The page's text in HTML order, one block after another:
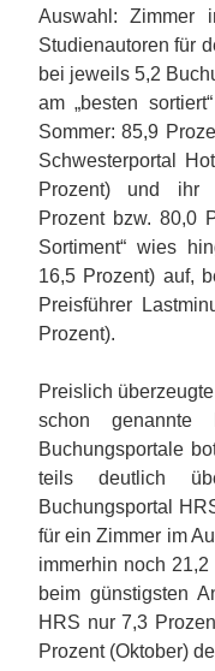
Auswahl: Zimmer
Studienautoren für
bei jeweils 5,2
am „besten
Sommer: 85,9
Schwesterportal
Prozent) und ihr
Prozent bzw. 80,0
Sortiment“ wies
16,5 Prozent) auf,
Preisführer
Prozent).
Preislich
schon genannte
Buchungsportale
teils deutlich
Buchungsportal
für ein Zimmer im
immerhin noch
beim günstigsten
HRS nur 7,3
Prozent (Oktober)